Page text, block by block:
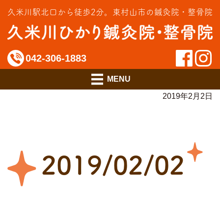
久米川駅北口から徒歩2分。 東村山市の鍼灸院・整骨院
042-306-1883
料金のご案内
アクセス
2019年2月2日
2019/02/02